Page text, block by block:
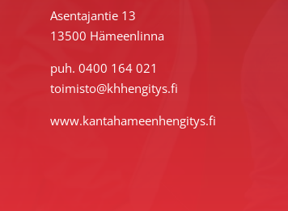
Asentajantie 13
13500 Hämeenlinna
puh. 0400 164 021
toimisto@khhengitys.fi
www.kantahameenhengitys.fi